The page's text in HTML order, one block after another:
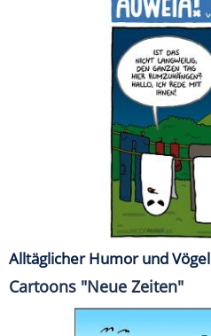
Alltäglicher Humor und Vögel
Cartoons "Neue Zeiten"